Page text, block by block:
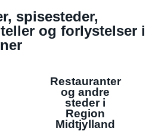
spisesteder,
og forlystelser i
Restauranter
og andre
steder i
Region
Midtjylland